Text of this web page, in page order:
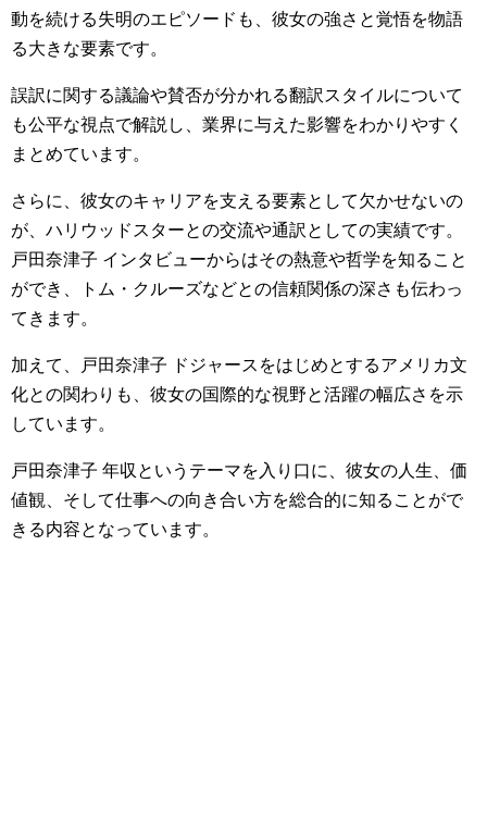
動を続ける失明のエピソードも、彼女の強さと覚悟を物語
る大きな要素です。
誤訳に関する議論や賛否が分かれる翻訳スタイルについて
も公平な視点で解説し、業界に与えた影響をわかりやすく
まとめています。
さらに、彼女のキャリアを支える要素として欠かせないの
が、ハリウッドスターとの交流や通訳としての実績です。
戸田奈津子 インタビューからはその熱意や哲学を知ること
ができ、トム・クルーズなどとの信頼関係の深さも伝わっ
てきます。
加えて、戸田奈津子 ドジャースをはじめとするアメリカ文
化との関わりも、彼女の国際的な視野と活躍の幅広さを示
しています。
戸田奈津子 年収というテーマを入り口に、彼女の人生、価
値観、そして仕事への向き合い方を総合的に知ることがで
きる内容となっています。